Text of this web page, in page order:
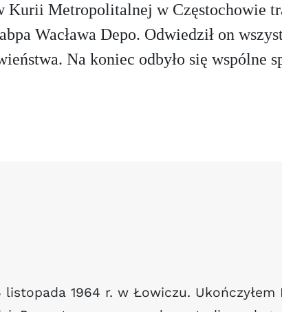
Kurii Metropolitalnej w Częstochowie
Wacława Depo. Odwiedził on
Na koniec odbyło się wspólne
listopada 1964 r. w Łowiczu. Ukończyłem